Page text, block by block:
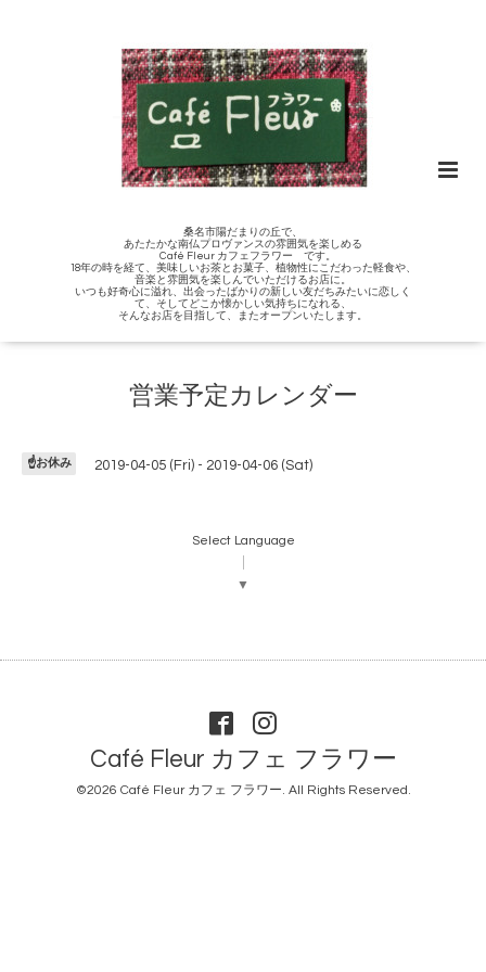
桑名市陽だまりの丘で、
あたたかな南仏プロヴァンスの雰囲気を楽しめる
Café Fleur カフェフラワー です。
18年の時を経て、美味しいお茶とお菓子、植物性にこだわった軽食や、
音楽と雰囲気を楽しんでいただけるお店に。
いつも好奇心に溢れ、出会ったばかりの新しい友だちみたいに恋しく
て、そしてどこか懐かしい気持ちになれる、
そんなお店を目指して、またオープンいたします。
営業予定カレンダー
☝️お休み 2019-04-05 (Fri) - 2019-04-06 (Sat)
Select Language
▼
Café Fleur カフェ フラワー
©2026 Café Fleur カフェ フラワー. All Rights Reserved.